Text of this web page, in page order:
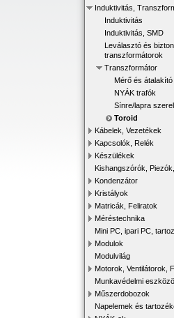
Induktivitás,
Induktivitás
Induktivitás, SMD
Leválasztó és
transzformátorok
Transzformátor
Mérő és
NYÁK trafók
Sínre/lapra
Toroid
Kábelek, Vezetékek
Kapcsolók, Relék
Készülékek
Kishangszórók,
Kondenzátor
Kristályok
Matricák, Feliratok
Méréstechnika
Mini PC, ipari PC,
Modulok
Modulvilág
Motorok, Ventilátorok,
Munkavédelmi
Műszerdobozok
Napelemek és